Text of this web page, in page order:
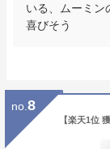
いる、ムーミン
喜びそう
no. 8